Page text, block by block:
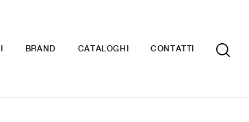
BRAND CATALOGHI CONTATTI